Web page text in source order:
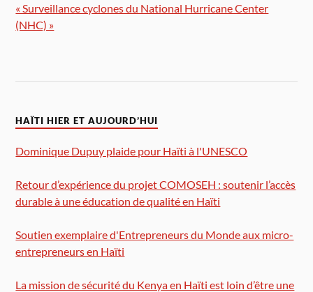
« Surveillance cyclones du National Hurricane Center
(NHC) »
HAÏTI HIER ET AUJOURD’HUI
Dominique Dupuy plaide pour Haïti à l'UNESCO
Retour d’expérience du projet COMOSEH : soutenir l’accès
durable à une éducation de qualité en Haïti
Soutien exemplaire d'Entrepreneurs du Monde aux micro-
entrepreneurs en Haïti
La mission de sécurité du Kenya en Haïti est loin d’être une